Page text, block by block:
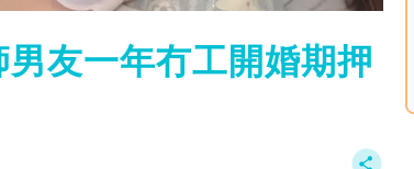
友一年冇工開婚期押